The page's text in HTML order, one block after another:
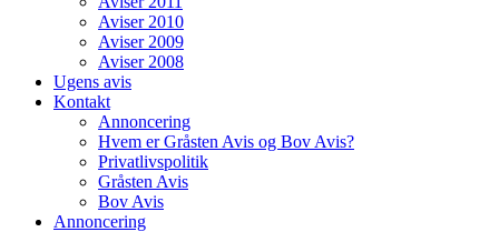
Aviser 2010
Aviser 2009
Aviser 2008
Ugens avis
Kontakt
Annoncering
Hvem er Gråsten Avis og Bov Avis?
Privatlivspolitik
Gråsten Avis
Bov Avis
Annoncering